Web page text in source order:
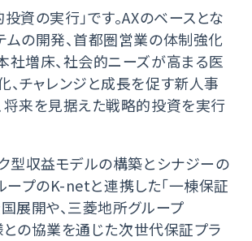
資の実行」です。AXのベースとな
ムの開発、首都圏営業の体制強化
社増床、社会的ニーズが高まる医
、チャレンジと成長を促す新人事
将来を見据えた戦略的投資を実行
ク型収益モデルの構築とシナジーの
ープのK-netと連携した「一棟保証
展開や、三菱地所グループ
の協業を通じた次世代保証プラ